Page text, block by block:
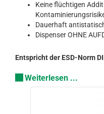
Keine flüchtigen
Dauerhaft
Dispenser OHNE
Entspricht der ESD-Norm
Weiterlesen ...